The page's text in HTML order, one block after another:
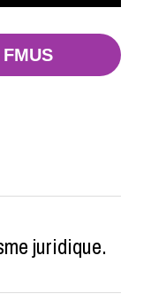
juridique.